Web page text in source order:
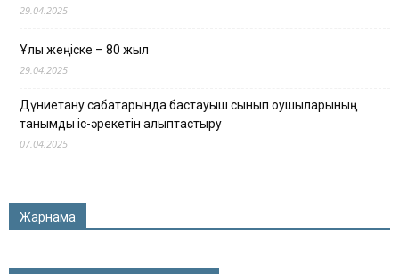
29.04.2025
Ұлы жеңіске – 80 жыл
29.04.2025
Дүниетану сабақтарында бастауыш сынып оқушыларының
танымдық іс-әрекетін қалыптастыру
07.04.2025
Жарнама